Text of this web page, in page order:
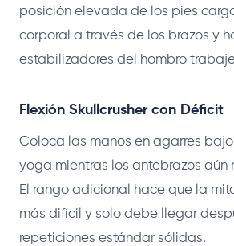
posición elevada de los pies
corporal a través de los brazos y
estabilizadores del hombro
Flexión Skullcrusher con Déficit
Coloca las manos en agarres
yoga mientras los antebrazos aún
El rango adicional hace que la
más difícil y solo debe llegar
repeticiones estándar sólidas.